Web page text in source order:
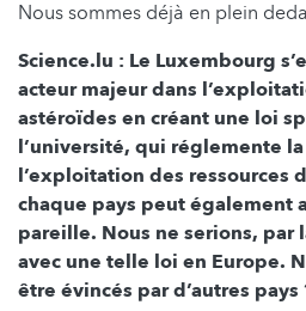
Nous sommes déjà en plein
Science.lu : Le Luxembourg
acteur majeur dans
astéroïdes en créant une loi
l’université, qui réglemente
l’exploitation des ressources
chaque pays peut également
pareille. Nous ne serions, par
avec une telle loi en Europe.
être évincés par d’autres pays